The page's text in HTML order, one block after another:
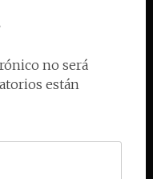
no será
están